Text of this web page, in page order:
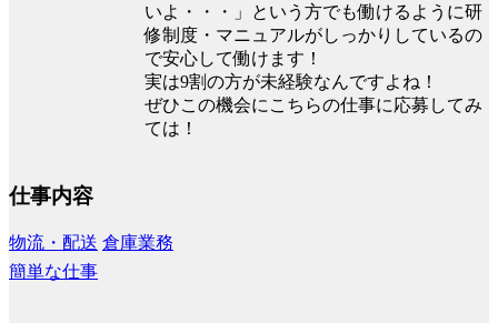
いよ・・・」という方でも働けるように研
修制度・マニュアルがしっかりしているの
で安心して働けます！
実は9割の方が未経験なんですよね！
ぜひこの機会にこちらの仕事に応募してみ
ては！
仕事内容
物流・配送 倉庫業務
簡単な仕事